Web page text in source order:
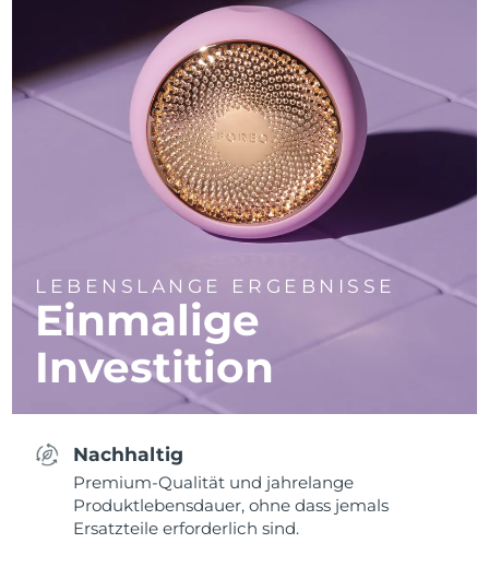
LEBENSLANGE ERGEBNISSE
Einmalige
Investition
Nachhaltig
Premium-Qualität und jahrelange
Produktlebensdauer, ohne dass jemals
Ersatzteile erforderlich sind.